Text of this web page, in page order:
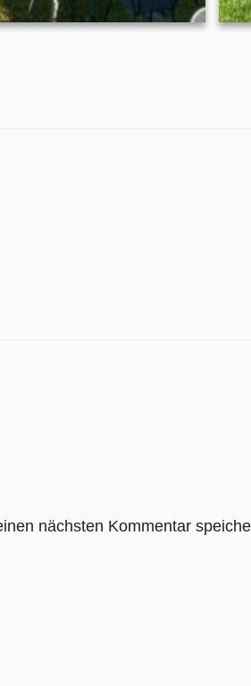
nächsten Kommentar